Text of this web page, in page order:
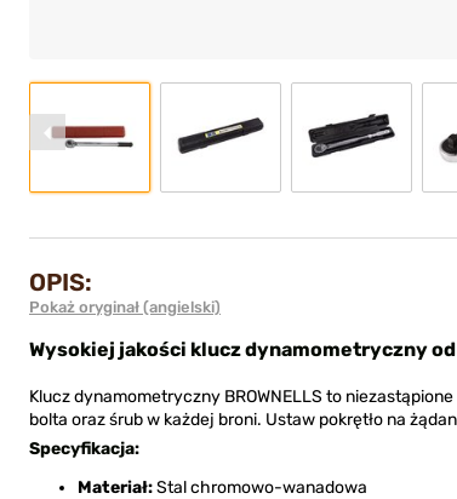
Previous
OPIS:
Pokaż oryginał (angielski)
Wysokiej jakości klucz dynamometryczny od
Klucz dynamometryczny BROWNELLS to
bolta oraz śrub w każdej broni. Ustaw pokrętło na
Specyfikacja:
Materiał:Stal chromowo-wanadowa